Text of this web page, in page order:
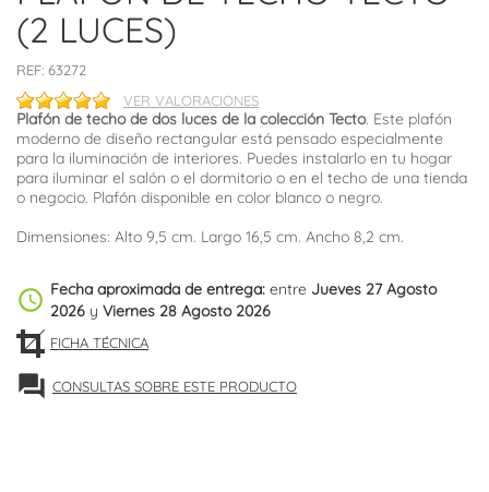
(2 LUCES)
REF: 63272
VER VALORACIONES
Plafón de techo de dos luces de la colección Tecto. Este plafón
moderno de diseño rectangular está pensado especialmente
para la iluminación de interiores. Puedes instalarlo en tu hogar
para iluminar el salón o el dormitorio o en el techo de una tienda
o negocio. Plafón disponible en color blanco o negro.
Dimensiones: Alto 9,5 cm. Largo 16,5 cm. Ancho 8,2 cm.
schedule Fecha aproximada de entrega: entre Jueves 27 Agosto
2026 y Viernes 28 Agosto 2026
FICHA TÉCNICA
forum CONSULTAS SOBRE ESTE PRODUCTO